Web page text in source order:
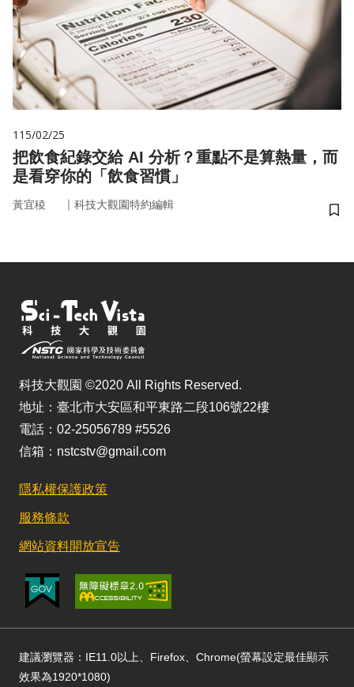
115/02/25
把飲食紀錄交給 AI 分析？重點不是算熱量，而
是看穿你的「飲食習慣」
黃宜稜 ｜ 科技大觀園特約編輯
儲
科技大觀園 ©2020 All Rights Reserved.
地址：臺北市大安區和平東路二段106號22樓
電話：02-25056789 #5526
信箱：nstcstv@gmail.com
隱私權保護政策
服務條款
網站資料開放宣告
建議瀏覽器：IE11.0以上、Firefox、Chrome(螢幕設定最佳顯示
效果為1920*1080)